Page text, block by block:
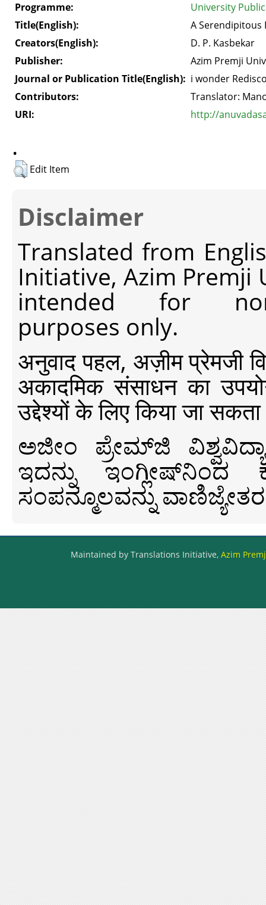
Programme:
University
Title(English):
A Serendipitous
Creators(English):
D. P. Kasbekar
Publisher:
Azim Premji
Journal or Publication Title(English): i wonder
Contributors:
Translator:
URI:
http://
.
Edit Item
Disclaimer
Translated from
Initiative, Azim Premji
intended for non-
purposes only.
अनुवाद पहल, अज़ीम प्रेमजी
अकादमिक संसाधन का
उद्देश्यों के लिए किया जा
ಅಜೀಂ ಪ್ರೇಮ್‍ಜಿ
ಇದನ್ನು ಇಂಗ್ಲೀಷ್‍ನಿಂದ
ಸಂಪನ್ಮೂಲವನ್ನು
Maintained by Translations Initiative, Azim